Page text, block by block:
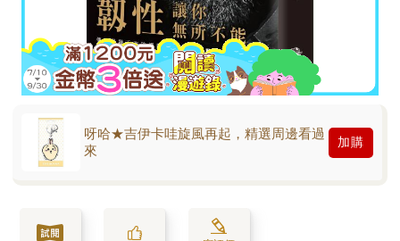
呀哈★吉伊卡哇旋風再起，精選周邊看過
來
加購